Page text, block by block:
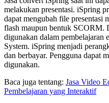
melakukan presentasi. iSpring
dapat mengubah file presentasi
flash maupun bentuk SCORM.
digunakan dalam pembelajaran
System. iSpring menjadi
dan berbayar. Pengguna dapat
digunakan.
Baca juga tentang: Jasa Video
Pembelajaran yang Interaktif